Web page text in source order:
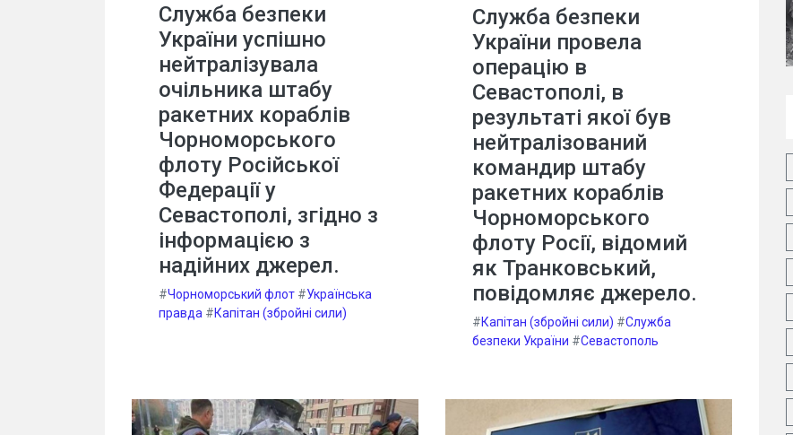
Служба безпеки
України успішно
нейтралізувала
очільника штабу
ракетних кораблів
Чорноморського
флоту Російської
Федерації у
Севастополі, згідно з
інформацією з
надійних джерел.
#Чорноморський флот #Українська
правда #Капітан (збройні сили)
Служба безпеки
України провела
операцію в
Севастополі, в
результаті якої був
нейтралізований
командир штабу
ракетних кораблів
Чорноморського
флоту Росії, відомий
як Транковський,
повідомляє джерело.
#Капітан (збройні сили) #Служба
безпеки України #Севастополь